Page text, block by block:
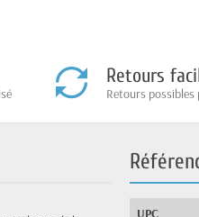
Retours
Retours
UPC